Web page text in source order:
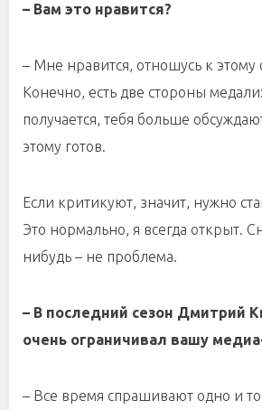
– Вам это нравится?
– Мне нравится, отношусь к этому
Конечно, есть две стороны
получается, тебя больше
этому готов.
Если критикуют, значит, нужно
Это нормально, я всегда открыт.
нибудь – не проблема.
– В последний сезон Дмитрий
очень ограничивал вашу
– Все время спрашивают одно и